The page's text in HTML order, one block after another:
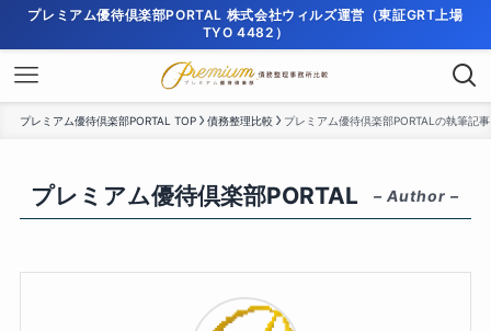
プレミアム優待倶楽部PORTAL 株式会社ウィルズ運営（東証GRT上場
TYO 4482）
プレミアム優待倶楽部PORTAL TOP 債務整理比較 プレミアム優待倶楽部PORTALの執筆記事
プレミアム優待倶楽部PORTAL – Author –